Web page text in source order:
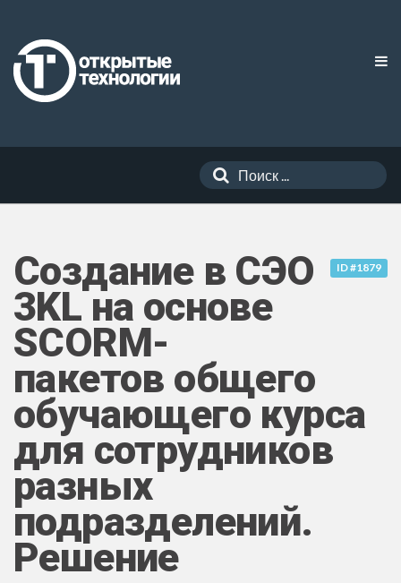
ID #1879
Создание в СЭО
3KL на основе
SCORM-
пакетов общего
обучающего курса
для сотрудников
разных
подразделений.
Решение